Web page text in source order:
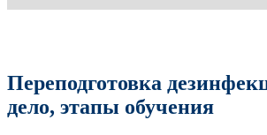
Переподготовка
дело, этапы обучения